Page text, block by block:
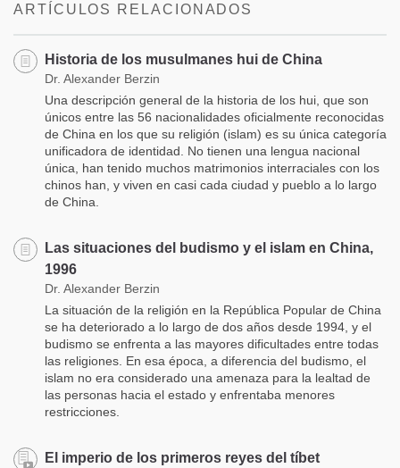
ARTÍCULOS RELACIONADOS
Historia de los musulmanes hui de China
Dr. Alexander Berzin
Una descripción general de la historia de los hui, que son
únicos entre las 56 nacionalidades oficialmente reconocidas
de China en los que su religión (islam) es su única categoría
unificadora de identidad. No tienen una lengua nacional
única, han tenido muchos matrimonios interraciales con los
chinos han, y viven en casi cada ciudad y pueblo a lo largo
de China.
Las situaciones del budismo y el islam en China,
1996
Dr. Alexander Berzin
La situación de la religión en la República Popular de China
se ha deteriorado a lo largo de dos años desde 1994, y el
budismo se enfrenta a las mayores dificultades entre todas
las religiones. En esa época, a diferencia del budismo, el
islam no era considerado una amenaza para la lealtad de
las personas hacia el estado y enfrentaba menores
restricciones.
El imperio de los primeros reyes del tíbet